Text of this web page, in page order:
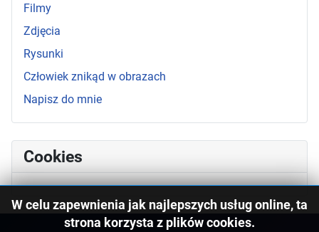
Filmy
Zdjęcia
Rysunki
Człowiek znikąd w obrazach
Napisz do mnie
Cookies
W celu zapewnienia jak najlepszych usług online, ta
strona korzysta z plików cookies.